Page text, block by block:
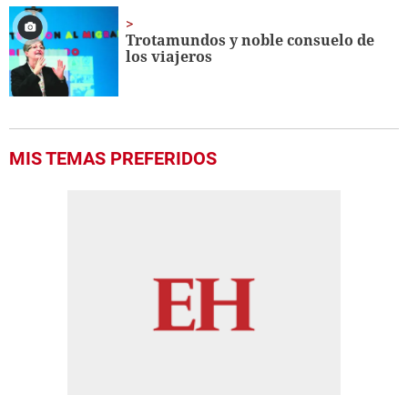
Trotamundos ynoble consuelo de
los viajeros
MIS TEMAS PREFERIDOS